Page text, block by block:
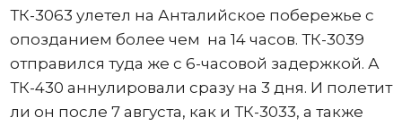
ТК-3063 улетел на Анталийское побережье с
опозданием более чем на 14 часов. ТК-3039
отправился туда же с 6-часовой задержкой. А
ТК-430 аннулировали сразу на 3 дня. И полетит
ли он после 7 августа, как и ТК-3033, а также